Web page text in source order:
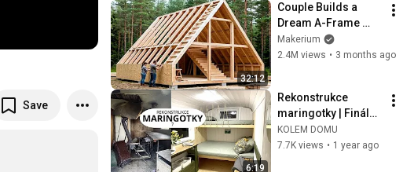
Save
32:12
Couple Builds a
Dream A-Frame
Cabin in the Forest |
Start to Finish
Makerium
2.4M views • 3 months ago
6:19
Rekonstrukce
maringotky | Finále |
Před a po
KOLEM DOMU
7.7K views • 1 year ago